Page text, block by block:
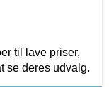
til lave priser,
se deres udvalg.